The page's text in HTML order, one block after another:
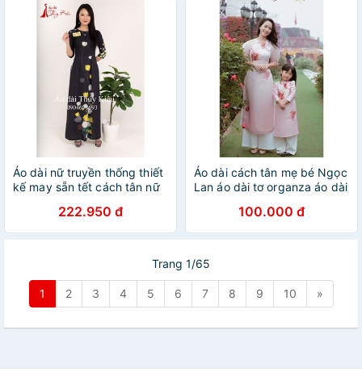
Áo dài nữ truyền thống thiết
kế may sẵn tết cách tân nữ
mềm mại co giãn áo dài giá
rẻ
222.950 đ
Áo dài cách tân mẹ bé Ngọc
Lan áo dài tơ organza áo dài
2022 hai màu trắng hồng áo
dài nhỡ
100.000 đ
Trang 1/65
1 2 3 4 5 6 7 8 9 10 »